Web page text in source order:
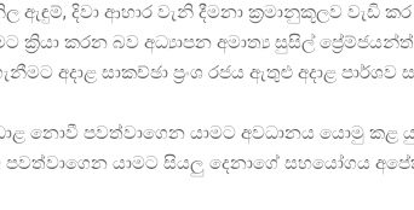
ඇඳුම්, දිවා ආහාර වැනි දීමනා ක්‍රමානුකූලව වැඩි
ක්‍රියා කරන බව අධ්‍යාපන අමාත්‍ය සුසිල්
අදාළ සාකච්ඡා ප්‍රංශ රජය ඇතුළු අදාළ
නොවී පවත්වාගෙන යාමට අවධානය යොමු කළ
පවත්වාගෙන යාමට සියලු දෙනාගේ සහයෝගය